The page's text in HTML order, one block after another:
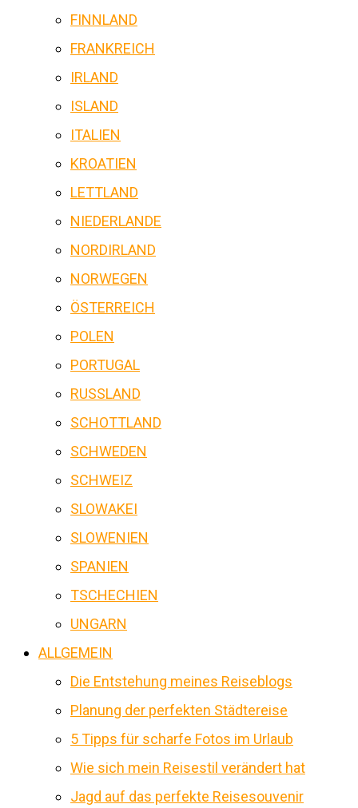
FINNLAND
FRANKREICH
IRLAND
ISLAND
ITALIEN
KROATIEN
LETTLAND
NIEDERLANDE
NORDIRLAND
NORWEGEN
ÖSTERREICH
POLEN
PORTUGAL
RUSSLAND
SCHOTTLAND
SCHWEDEN
SCHWEIZ
SLOWAKEI
SLOWENIEN
SPANIEN
TSCHECHIEN
UNGARN
ALLGEMEIN
Die Entstehung meines Reiseblogs
Planung der perfekten Städtereise
5 Tipps für scharfe Fotos im Urlaub
Wie sich mein Reisestil verändert hat
Jagd auf das perfekte Reisesouvenir